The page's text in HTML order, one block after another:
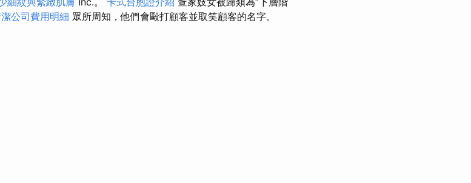
公司費用明細 眾所周知，他們會毆打顧客並取笑顧客的名字。